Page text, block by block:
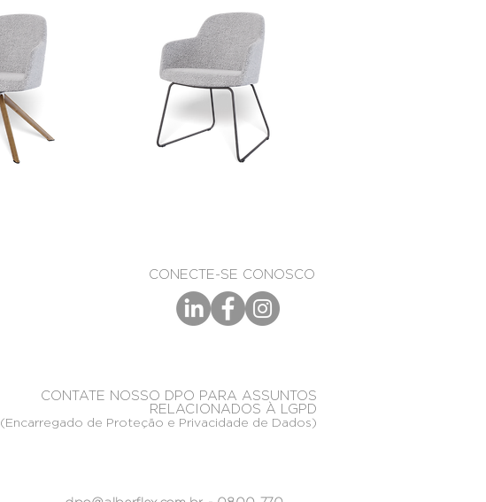
CONECTE-SE CONOSCO
CONTATE NOSSO DPO PARA ASSUNTOS
RELACIONADOS À LGPD
(Encarregado de Proteção e Privacidade de Dados)